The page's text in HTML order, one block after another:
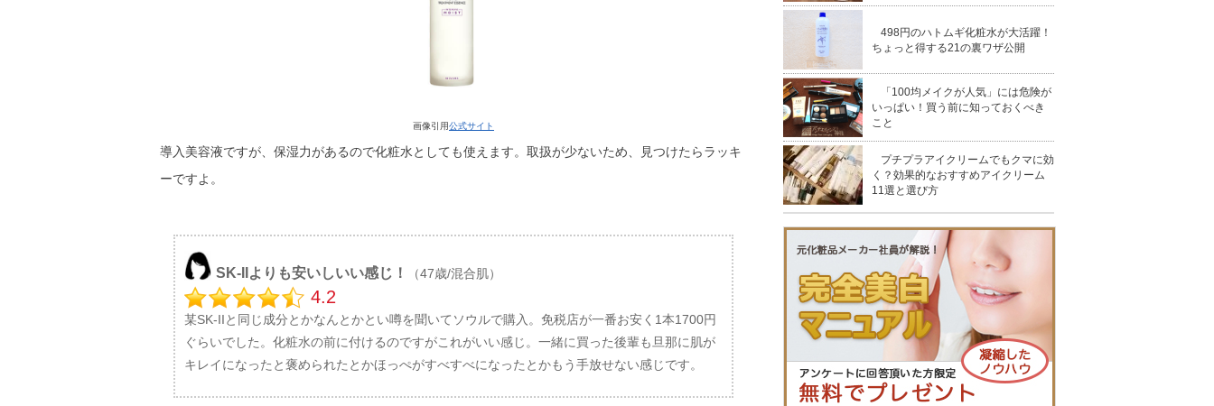
画像引用公式サイト
導入美容液ですが、保湿力があるので化粧水としても使えます。取扱が少ないため、見つけたらラッキ
ーですよ。
SK-IIよりも安いしいい感じ！ （47歳/混合肌）
4.2
某SK-IIと同じ成分とかなんとかとい噂を聞いてソウルで購入。免税店が一番お安く1本1700円
ぐらいでした。化粧水の前に付けるのですがこれがいい感じ。一緒に買った後輩も旦那に肌が
キレイになったと褒められたとかほっぺがすべすべになったとかもう手放せない感じです。
498円のハトムギ化粧水が大活躍！
ちょっと得する21の裏ワザ公開
「100均メイクが人気」には危険が
いっぱい！買う前に知っておくべき
こと
プチプラアイクリームでもクマに効
く？効果的なおすすめアイクリーム
11選と選び方